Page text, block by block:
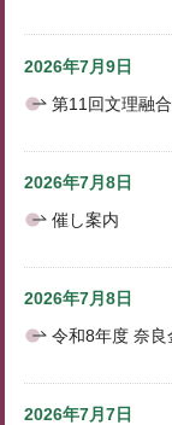
2026年7月9日
第11回文理融
2026年7月8日
催し案内
2026年7月8日
令和8年度 奈良
2026年7月7日